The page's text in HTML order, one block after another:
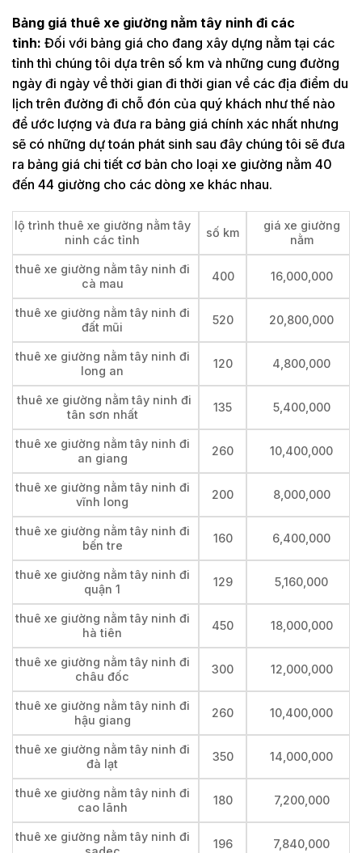
Bảng giá thuê xe giường nằm tây ninh đi các
tỉnh: Đối với bảng giá cho đang xây dựng nằm tại các
tỉnh thì chúng tôi dựa trên số km và những cung đường
ngày đi ngày về thời gian đi thời gian về các địa điểm du
lịch trên đường đi chỗ đón của quý khách như thế nào
để ước lượng và đưa ra bảng giá chính xác nhất nhưng
sẽ có những dự toán phát sinh sau đây chúng tôi sẽ đưa
ra bảng giá chi tiết cơ bản cho loại xe giường nằm 40
đến 44 giường cho các dòng xe khác nhau.
lộ trình thuê xe giường nằm tây
ninh các tỉnh
số km
giá xe giường
nằm
thuê xe giường nằm tây ninh đi
cà mau
400 16,000,000
thuê xe giường nằm tây ninh đi
đất mũi
520 20,800,000
thuê xe giường nằm tây ninh đi
long an
120 4,800,000
thuê xe giường nằm tây ninh đi
tân sơn nhất
135 5,400,000
thuê xe giường nằm tây ninh đi
an giang
260 10,400,000
thuê xe giường nằm tây ninh đi
vĩnh long
200 8,000,000
thuê xe giường nằm tây ninh đi
bến tre
160 6,400,000
thuê xe giường nằm tây ninh đi
quận 1
129 5,160,000
thuê xe giường nằm tây ninh đi
hà tiên
450 18,000,000
thuê xe giường nằm tây ninh đi
châu đốc
300 12,000,000
thuê xe giường nằm tây ninh đi
hậu giang
260 10,400,000
thuê xe giường nằm tây ninh đi
đà lạt
350 14,000,000
thuê xe giường nằm tây ninh đi
cao lãnh
180 7,200,000
thuê xe giường nằm tây ninh đi
196 7,840,000